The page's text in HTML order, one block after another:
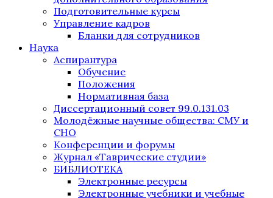
Подготовительные курсы
Управление кадров
Бланки для сотрудников
Наука
Аспирантура
Обучение
Положения
Нормативная база
Диссертационный совет 99.0.131.03
Молодёжные научные общества: СМУ и
СНО
Конференции и форумы
Журнал «Таврические студии»
БИБЛИОТЕКА
Электронные ресурсы
Электронные учебники и учебные